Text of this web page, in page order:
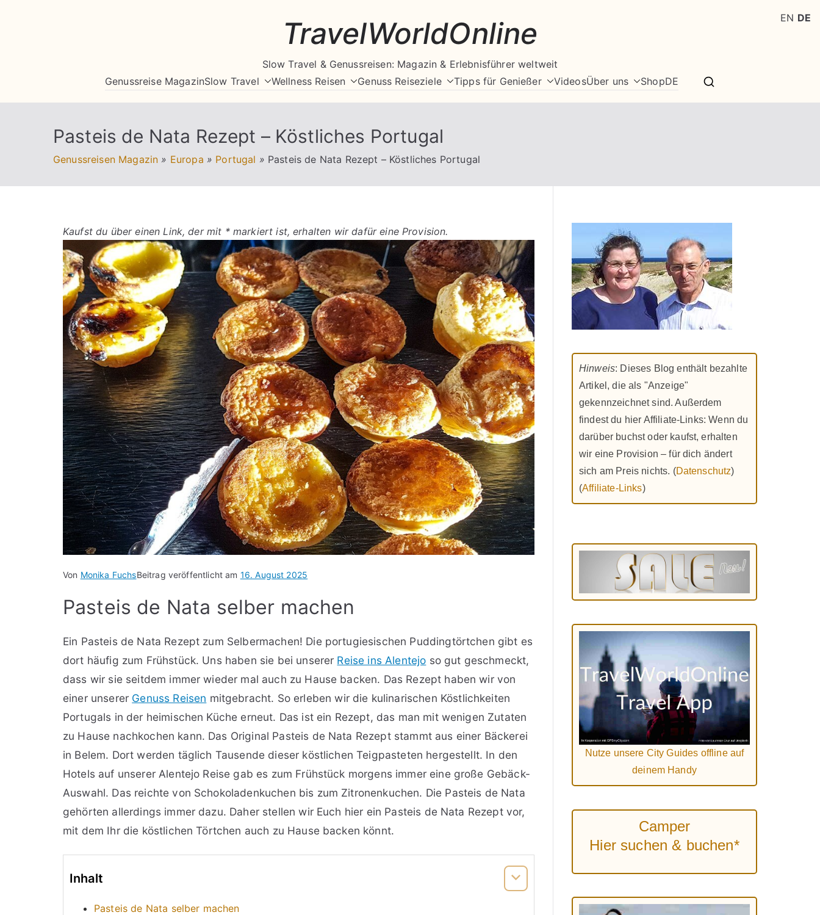
TravelWorldOnline
Slow Travel & Genussreisen: Magazin & Erlebnisführer weltweit
Genussreise MagazinSlow Travel Wellness Reisen Genuss Reiseziele Tipps für Genießer VideosÜber uns ShopDE
Pasteis de Nata Rezept – Köstliches Portugal
Genussreisen Magazin » Europa » Portugal » Pasteis de Nata Rezept – Köstliches Portugal
Kaufst du über einen Link, der mit * markiert ist, erhalten wir dafür eine Provision.
Von Monika FuchsBeitrag veröffentlicht am 16. August 2025
Pasteis de Nata selber machen
Ein Pasteis de Nata Rezept zum Selbermachen! Die portugiesischen Puddingtörtchen gibt es
dort häufig zum Frühstück. Uns haben sie bei unserer Reise ins Alentejo so gut geschmeckt,
dass wir sie seitdem immer wieder mal auch zu Hause backen. Das Rezept haben wir von
einer unserer Genuss Reisen mitgebracht. So erleben wir die kulinarischen Köstlichkeiten
Portugals in der heimischen Küche erneut. Das ist ein Rezept, das man mit wenigen Zutaten
zu Hause nachkochen kann. Das Original Pasteis de Nata Rezept stammt aus einer Bäckerei
in Belem. Dort werden täglich Tausende dieser köstlichen Teigpasteten hergestellt. In den
Hotels auf unserer Alentejo Reise gab es zum Frühstück morgens immer eine große Gebäck-
Auswahl. Das reichte von Schokoladenkuchen bis zum Zitronenkuchen. Die Pasteis de Nata
gehörten allerdings immer dazu. Daher stellen wir Euch hier ein Pasteis de Nata Rezept vor,
mit dem Ihr die köstlichen Törtchen auch zu Hause backen könnt.
Inhalt
Pasteis de Nata selber machen
Hinweis: Dieses Blog enthält bezahlte
Artikel, die als "Anzeige"
gekennzeichnet sind. Außerdem
findest du hier Affiliate-Links: Wenn du
darüber buchst oder kaufst, erhalten
wir eine Provision – für dich ändert
sich am Preis nichts. (Datenschutz)
(Affiliate-Links)
Nutze unsere City Guides offline auf
deinem Handy
Camper
Hier suchen & buchen*
EN DE